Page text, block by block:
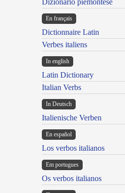
En français
Dictionnaire Latin
Verbes italiens
In english
Latin Dictionary
Italian Verbs
In Deutsch
Italienische Verben
En español
Los verbos italianos
Em portugues
Os verbos italianos